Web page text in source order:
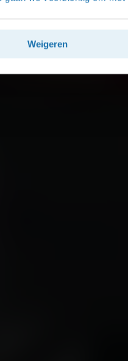
Weigeren